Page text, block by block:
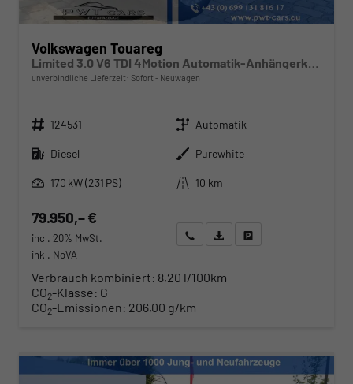
Volkswagen Touareg
Limited 3.0 V6 TDI 4Motion Automatik-Anhängerkupplung-Navi-Keyless-ACC-Sitzheizung-Lenkradheizung-el.Heckklappe-18''Alu-Sofort
unverbindliche Lieferzeit: Sofort Neuwagen
Fahrzeugnr. 124531 Getriebe Automatik
Kraftstoff Diesel Außenfarbe Purewhite
Leistung
170 kW (231 PS) Kilometerstand 10 km
79.950,– €
incl. 20% MwSt.
inkl. NoVA
Wir rufen Sie anAngebot drucken (PDF)
Verbrauch kombiniert: 8,20 l/100km
CO2-Klasse: G
CO2-Emissionen: 206,00 g/km